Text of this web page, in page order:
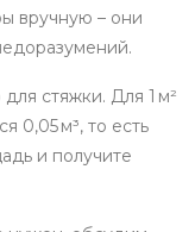
вручную – они
стяжки. Для 1 м²
0,05 м³, то есть
и получите